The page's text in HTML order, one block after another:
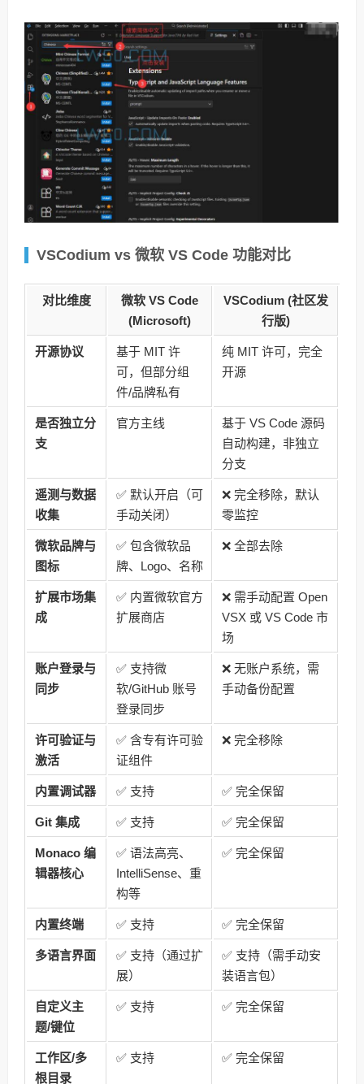
VSCodium vs 微软 VS Code 功能对比
对比维度
微软 VS Code
(Microsoft)
VSCodium (社区发
行版)
开源协议
基于 MIT 许
可，但部分组
件/品牌私有
纯 MIT 许可，完全
开源
是否独立分
支
官方主线
基于 VS Code 源码
自动构建，非独立
分支
遥测与数据
收集
✅ 默认开启（可
手动关闭）
❌ 完全移除，默认
零监控
微软品牌与
图标
✅ 包含微软品
牌、Logo、名称
❌ 全部去除
扩展市场集
成
✅ 内置微软官方
扩展商店
❌ 需手动配置 Open
VSX 或 VS Code 市
场
账户登录与
同步
✅ 支持微
软/GitHub 账号
登录同步
❌ 无账户系统，需
手动备份配置
许可验证与
激活
✅ 含专有许可验
证组件
❌ 完全移除
内置调试器 ✅ 支持 ✅ 完全保留
Git 集成 ✅ 支持 ✅ 完全保留
Monaco 编
辑器核心
✅ 语法高亮、
IntelliSense、重
构等
✅ 完全保留
内置终端 ✅ 支持 ✅ 完全保留
多语言界面
✅ 支持（通过扩
展）
✅ 支持（需手动安
装语言包）
自定义主
题/键位
✅ 支持 ✅ 完全保留
工作区/多
根目录
✅ 支持 ✅ 完全保留